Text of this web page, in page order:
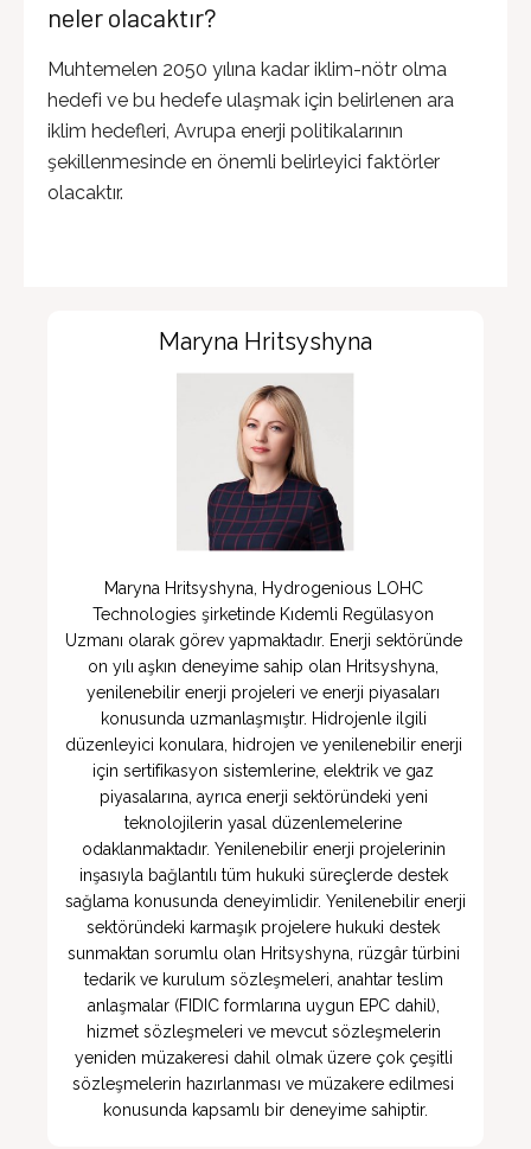
neler olacaktır?
Muhtemelen 2050 yılına kadar iklim-nötr olma
hedefi ve bu hedefe ulaşmak için belirlenen ara
iklim hedefleri, Avrupa enerji politikalarının
şekillenmesinde en önemli belirleyici faktörler
olacaktır.
Maryna Hritsyshyna
Maryna Hritsyshyna, Hydrogenious LOHC
Technologies şirketinde Kıdemli Regülasyon
Uzmanı olarak görev yapmaktadır. Enerji sektöründe
on yılı aşkın deneyime sahip olan Hritsyshyna,
yenilenebilir enerji projeleri ve enerji piyasaları
konusunda uzmanlaşmıştır. Hidrojenle ilgili
düzenleyici konulara, hidrojen ve yenilenebilir enerji
için sertifikasyon sistemlerine, elektrik ve gaz
piyasalarına, ayrıca enerji sektöründeki yeni
teknolojilerin yasal düzenlemelerine
odaklanmaktadır. Yenilenebilir enerji projelerinin
inşasıyla bağlantılı tüm hukuki süreçlerde destek
sağlama konusunda deneyimlidir. Yenilenebilir enerji
sektöründeki karmaşık projelere hukuki destek
sunmaktan sorumlu olan Hritsyshyna, rüzgâr türbini
tedarik ve kurulum sözleşmeleri, anahtar teslim
anlaşmalar (FIDIC formlarına uygun EPC dahil),
hizmet sözleşmeleri ve mevcut sözleşmelerin
yeniden müzakeresi dahil olmak üzere çok çeşitli
sözleşmelerin hazırlanması ve müzakere edilmesi
konusunda kapsamlı bir deneyime sahiptir.